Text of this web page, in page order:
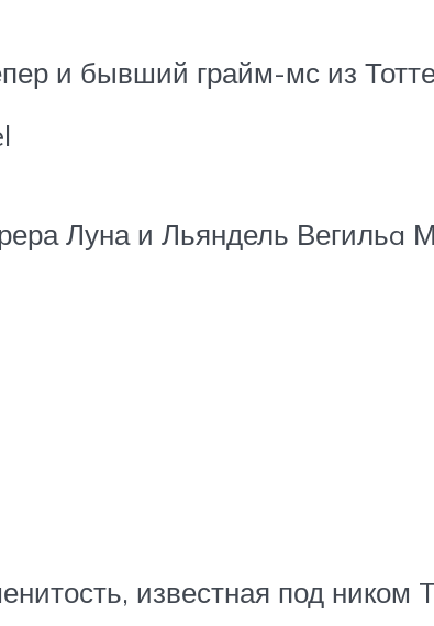
и бывший грайм-мс из
Луна и Льяндель Вегильa
известная под ником